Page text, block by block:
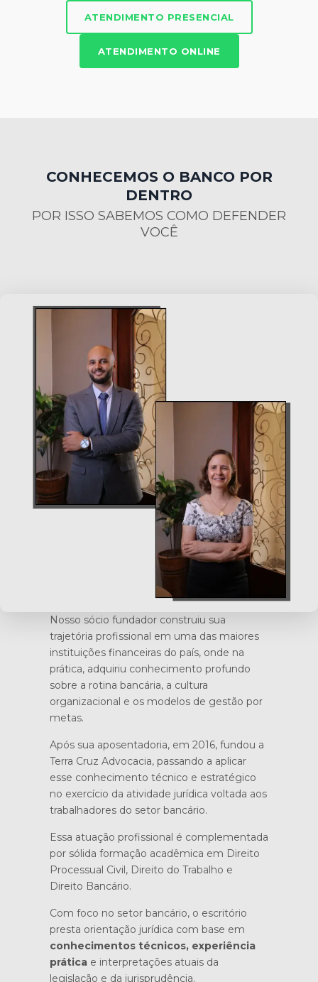
ATENDIMENTO PRESENCIAL
ATENDIMENTO ONLINE
CONHECEMOS O BANCO POR
DENTRO
POR ISSO SABEMOS COMO DEFENDER
VOCÊ
Nosso sócio fundador construiu sua
trajetória profissional em uma das maiores
instituições financeiras do país, onde na
prática, adquiriu conhecimento profundo
sobre a rotina bancária, a cultura
organizacional e os modelos de gestão por
metas.
Após sua aposentadoria, em 2016, fundou a
Terra Cruz Advocacia, passando a aplicar
esse conhecimento técnico e estratégico
no exercício da atividade jurídica voltada aos
trabalhadores do setor bancário.
Essa atuação profissional é complementada
por sólida formação acadêmica em Direito
Processual Civil, Direito do Trabalho e
Direito Bancário.
Com foco no setor bancário, o escritório
presta orientação jurídica com base em
conhecimentos técnicos, experiência
prática e interpretações atuais da
legislação e da jurisprudência.